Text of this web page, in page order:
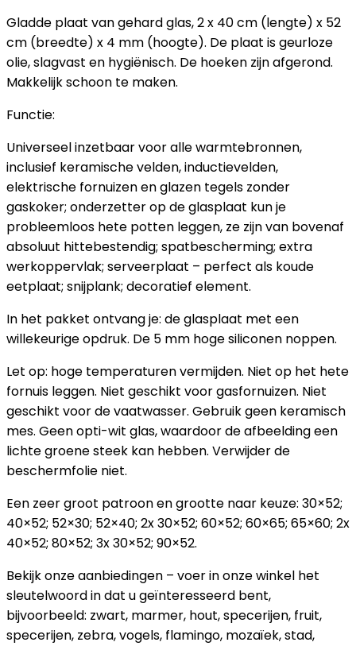
Gladde plaat van gehard glas, 2 x 40 cm (lengte) x 52
cm (breedte) x 4 mm (hoogte). De plaat is geurloze
olie, slagvast en hygiënisch. De hoeken zijn afgerond.
Makkelijk schoon te maken.
Functie:
Universeel inzetbaar voor alle warmtebronnen,
inclusief keramische velden, inductievelden,
elektrische fornuizen en glazen tegels zonder
gaskoker; onderzetter op de glasplaat kun je
probleemloos hete potten leggen, ze zijn van bovenaf
absoluut hittebestendig; spatbescherming; extra
werkoppervlak; serveerplaat – perfect als koude
eetplaat; snijplank; decoratief element.
In het pakket ontvang je: de glasplaat met een
willekeurige opdruk. De 5 mm hoge siliconen noppen.
Let op: hoge temperaturen vermijden. Niet op het hete
fornuis leggen. Niet geschikt voor gasfornuizen. Niet
geschikt voor de vaatwasser. Gebruik geen keramisch
mes. Geen opti-wit glas, waardoor de afbeelding een
lichte groene steek kan hebben. Verwijder de
beschermfolie niet.
Een zeer groot patroon en grootte naar keuze: 30×52;
40×52; 52×30; 52×40; 2x 30×52; 60×52; 60×65; 65×60; 2x
40×52; 80×52; 3x 30×52; 90×52.
Bekijk onze aanbiedingen – voer in onze winkel het
sleutelwoord in dat u geïnteresseerd bent,
bijvoorbeeld: zwart, marmer, hout, specerijen, fruit,
specerijen, zebra, vogels, flamingo, mozaïek, stad,